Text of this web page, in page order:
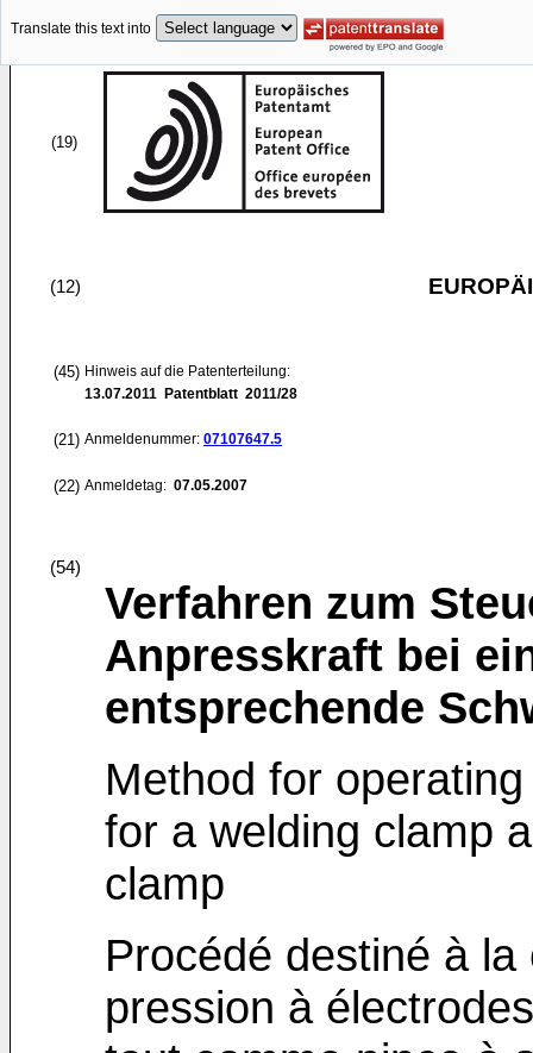
Translate this text into
(19)
(12)
(45) Hinweis auf die Patenterteilung:
13.07.2011 Patentblatt 2011/28
(21) Anmeldenummer: 07107647.5
(22) Anmeldetag: 07.05.2007
(54)
Verfahren zum
Anpresskraft bei
entsprechende
Method for
for a welding clamp
clamp
Procédé destiné à
pression à